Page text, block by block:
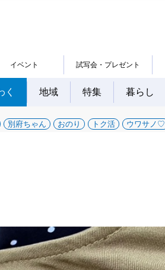
イベント 試写会・プレゼント
く 地域 特集 暮らし
別府ちゃん おのり トク活 ウワサノ♡